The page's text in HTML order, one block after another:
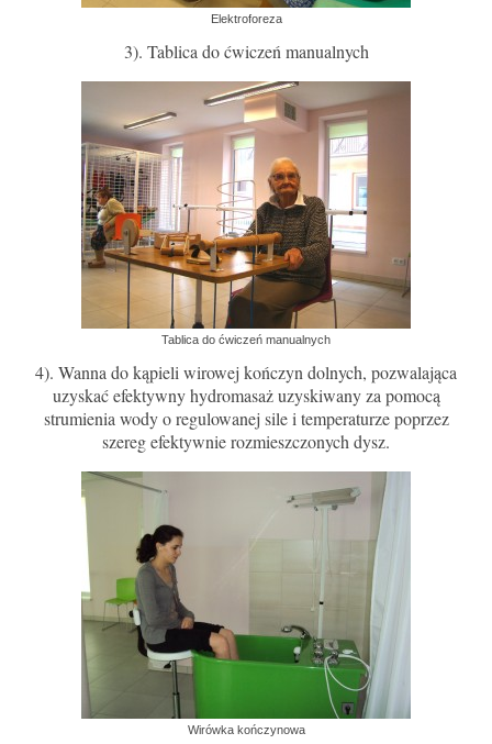
Elektroforeza
3). Tablica do ćwiczeń manualnych
Tablica do ćwiczeń manualnych
4). Wanna do kąpieli wirowej kończyn dolnych, pozwalająca
uzyskać efektywny hydromasaż uzyskiwany za pomocą
strumienia wody o regulowanej sile i temperaturze poprzez
szereg efektywnie rozmieszczonych dysz.
Wirówka kończynowa